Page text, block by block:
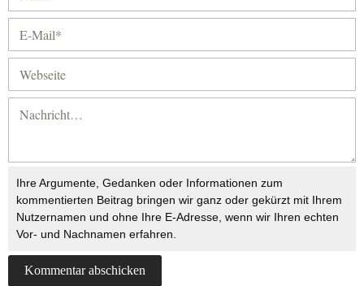
Ihre Argumente, Gedanken oder Informationen zum
kommentierten Beitrag bringen wir ganz oder gekürzt mit Ihrem
Nutzernamen und ohne Ihre E-Adresse, wenn wir Ihren echten
Vor- und Nachnamen erfahren.